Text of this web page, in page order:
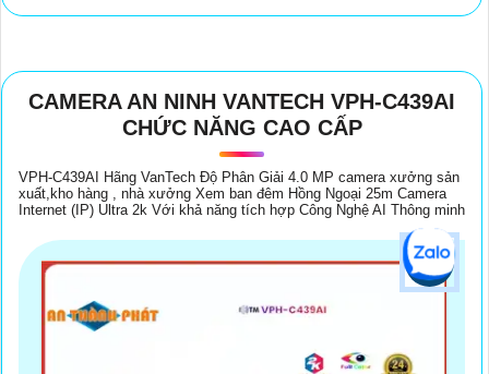
CAMERA AN NINH VANTECH VPH-C439AI
CHỨC NĂNG CAO CẤP
VPH-C439AI Hãng VanTech Độ Phân Giải 4.0 MP camera xưởng sản
xuất,kho hàng , nhà xưởng Xem ban đêm Hồng Ngoại 25m Camera
Internet (IP) Ultra 2k Với khả năng tích hợp Công Nghệ AI Thông minh